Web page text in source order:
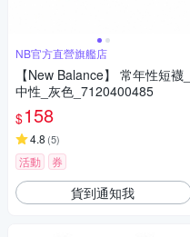
NB官方直營旗艦店
【New Balance】 常年性短襪_
中性_灰色_7120400485
$158
4.8 (5)
活動 券
貨到通知我